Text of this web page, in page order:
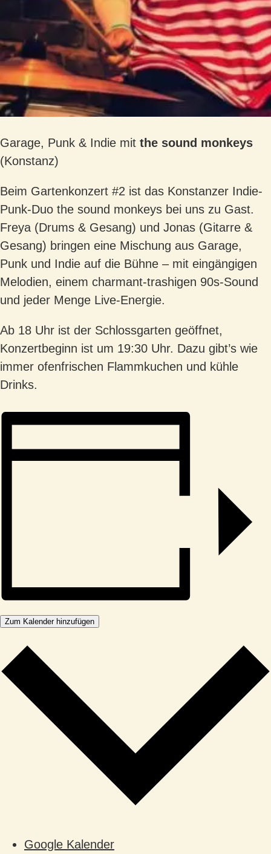
Garage, Punk & Indie mit the sound monkeys
(Konstanz)
Beim Gartenkonzert #2 ist das Konstanzer Indie-
Punk-Duo the sound monkeys bei uns zu Gast.
Freya (Drums & Gesang) und Jonas (Gitarre &
Gesang) bringen eine Mischung aus Garage,
Punk und Indie auf die Bühne – mit eingängigen
Melodien, einem charmant-trashigen 90s-Sound
und jeder Menge Live-Energie.
Ab 18 Uhr ist der Schlossgarten geöffnet,
Konzertbeginn ist um 19:30 Uhr. Dazu gibt’s wie
immer ofenfrischen Flammkuchen und kühle
Drinks.
Zum Kalender hinzufügen
Google Kalender